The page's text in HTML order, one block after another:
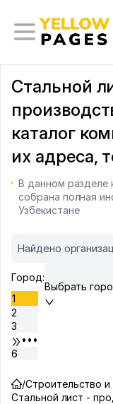
Стальной
каталог
их адреса,
В данном разделе
собрана полная
Узбекистане
Найдено
Город:
Выбрать
1
2
3
•••
6
/Строительство
Стальной лист -